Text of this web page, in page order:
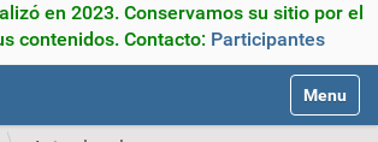
en 2023. Conservamos su sitio por el
contenidos. Contacto: Participantes
Toggle